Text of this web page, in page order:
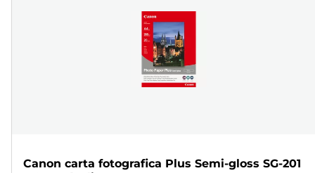
Canon carta fotografica Plus Semi-gloss SG-201